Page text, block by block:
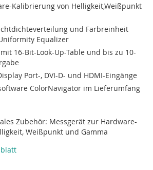
Kalibrierung von Helligkeit,Weißpunkt
und Farbreinheit
Equalizer
16-Bit-Look-Up-Table und bis zu 10-
Port-, DVI-D- und HDMI-Eingänge
ColorNavigator im Lieferumfang
Zubehör: Messgerät zur Hardware-
Weißpunkt und Gamma